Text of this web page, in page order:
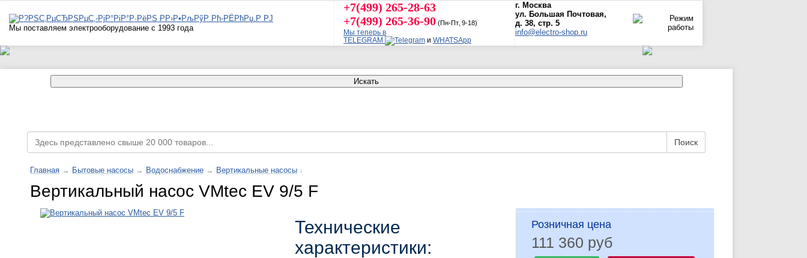
Мы поставляем электрооборудование с 1993 года
+7(499) 265-28-63
+7(499) 265-36-90 (Пн-Пт‚ 9-18)
Мы теперь в
TELEGRAM
и WHATSApp
г. Москва
ул. Большая Почтовая,
д. 38, стр. 5
info@electro-shop.ru
Искать
Поиск
Главная → Бытовые насосы → Водоснабжение → Вертикальные насосы ↓
Вертикальный насос VMtec EV 9/5 F
Технические
характеристики:
Розничная цена
111 360 руб